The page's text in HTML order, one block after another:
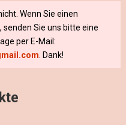
Wenn Sie einen
Sie uns bitte eine
per E-Mail:
. Dank!